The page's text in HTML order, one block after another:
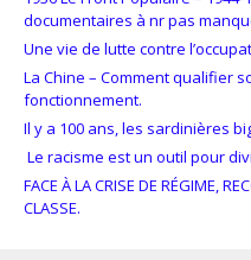
documentaires à nr pas
Une vie de lutte contre
La Chine – Comment qualifier
fonctionnement.
Il y a 100 ans, les sardinières
Le racisme est un outil pour
FACE À LA CRISE DE RÉGIME,
CLASSE.